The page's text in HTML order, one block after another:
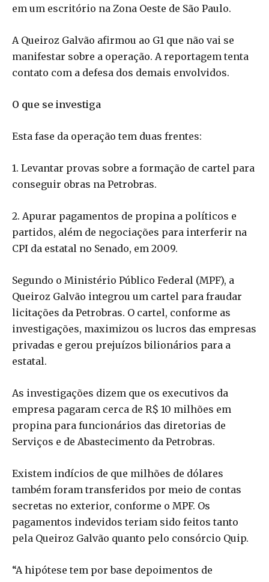
em um escritório na Zona Oeste de São Paulo.
A Queiroz Galvão afirmou ao G1 que não vai se
manifestar sobre a operação. A reportagem tenta
contato com a defesa dos demais envolvidos.
O que se investiga
Esta fase da operação tem duas frentes:
1. Levantar provas sobre a formação de cartel para
conseguir obras na Petrobras.
2. Apurar pagamentos de propina a políticos e
partidos, além de negociações para interferir na
CPI da estatal no Senado, em 2009.
Segundo o Ministério Público Federal (MPF), a
Queiroz Galvão integrou um cartel para fraudar
licitações da Petrobras. O cartel, conforme as
investigações, maximizou os lucros das empresas
privadas e gerou prejuízos bilionários para a
estatal.
As investigações dizem que os executivos da
empresa pagaram cerca de R$ 10 milhões em
propina para funcionários das diretorias de
Serviços e de Abastecimento da Petrobras.
Existem indícios de que milhões de dólares
também foram transferidos por meio de contas
secretas no exterior, conforme o MPF. Os
pagamentos indevidos teriam sido feitos tanto
pela Queiroz Galvão quanto pelo consórcio Quip.
“A hipótese tem por base depoimentos de